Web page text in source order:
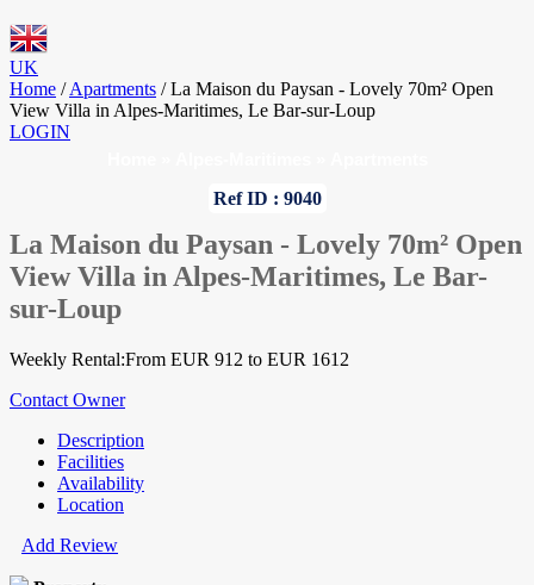
UK
Home / Apartments / La Maison du Paysan - Lovely 70m² Open
View Villa in Alpes-Maritimes, Le Bar-sur-Loup
LOGIN
Ref ID : 9040
La Maison du Paysan - Lovely 70m² Open
View Villa in Alpes-Maritimes, Le Bar-
sur-Loup
Weekly Rental:From EUR 912 to EUR 1612
Contact Owner
Description
Facilities
Availability
Location
Add Review